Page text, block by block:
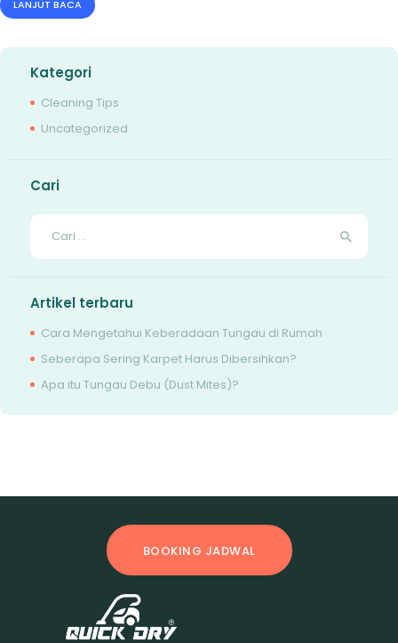
LANJUT BACA
Kategori
Cleaning Tips
Uncategorized
Cari
Cari
untuk:
Artikel terbaru
Cara Mengetahui Keberadaan Tungau di Rumah
Seberapa Sering Karpet Harus Dibersihkan?
Apa itu Tungau Debu (Dust Mites)?
BOOKING JADWAL